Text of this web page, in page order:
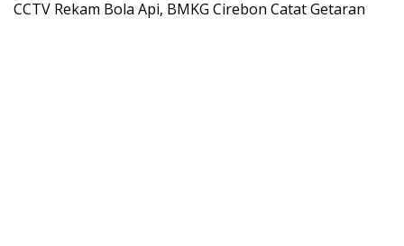
​CCTV Rekam Bola Api, BMKG Cirebon Catat Getaran